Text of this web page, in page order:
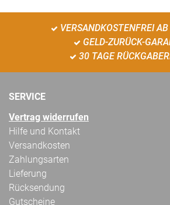
VERSANDKOSTENFREI
GELD-ZURÜCK-
30 TAGE
SERVICE
Vertrag widerrufen
Hilfe und Kontakt
Versandkosten
Zahlungsarten
Lieferung
Rücksendung
Gutscheine